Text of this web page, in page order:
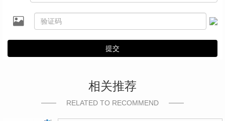
提交
相关推荐
RELATED TO RECOMMEND